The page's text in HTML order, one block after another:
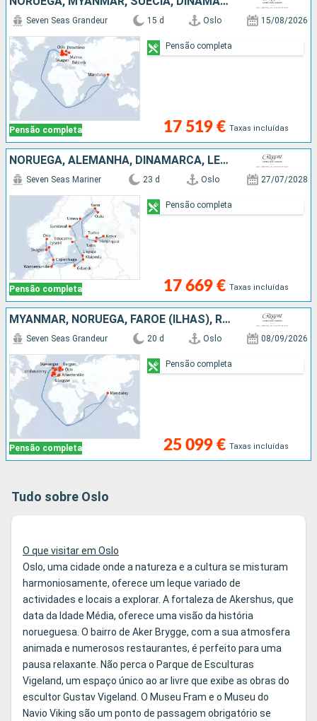
Pensão completa
Seven Seas Grandeur 15 d Oslo 15/08/2026
17 519 € Taxas incluídas
Pensão completa
NORUEGA, ALEMANHA, DINAMARCA, LETÓNIA, SUÉCIA, ESTÓNIA, FINLÂNDIA, POLÓNIA
Pensão completa
Seven Seas Mariner 23 d Oslo 27/07/2028
17 669 € Taxas incluídas
Pensão completa
MYANMAR, NORUEGA, FAROE (ILHAS), REINO UNIDO, IRLANDA, BÉLGICA, HOLANDA
Pensão completa
Seven Seas Grandeur 20 d Oslo 08/09/2026
25 099 € Taxas incluídas
Pensão completa
Tudo sobre Oslo
O que visitar em Oslo
Oslo, uma cidade onde a natureza e a cultura se misturam
harmoniosamente, oferece um leque variado de
actividades e locais a explorar. A fortaleza de Akershus, que
data da Idade Média, oferece uma visão da história
norueguesa. O bairro de Aker Brygge, com a sua atmosfera
animada e numerosos restaurantes, é perfeito para uma
pausa relaxante. Não perca o Parque de Esculturas
Vigeland, um espaço único ao ar livre que exibe as obras do
escultor Gustav Vigeland. O Museu Fram e o Museu do
Navio Viking são um ponto de passagem obrigatório se